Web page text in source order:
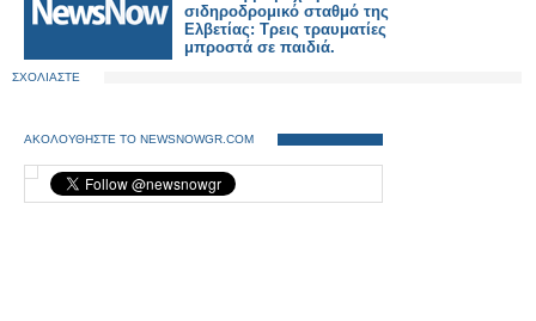
σιδηροδρομικό σταθμό της
Ελβετίας: Τρεις τραυματίες
μπροστά σε παιδιά.
ΣΧΟΛΙΑΣΤΕ
ΑΚΟΛΟΥΘΗΣΤΕ ΤΟ NEWSNOWGR.COM